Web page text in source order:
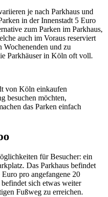
je nach Parkhaus und
in der Innenstadt 5 Euro
zum Parken im Parkhaus,
auch im Voraus reserviert
und zu
Parkhäuser in Köln oft voll.
von Köln einkaufen
besuchen möchten,
das Parken einfach
für Besucher: ein
Das Parkhaus befindet
pro angefangene 20
sich etwas weiter
Fußweg zu erreichen.